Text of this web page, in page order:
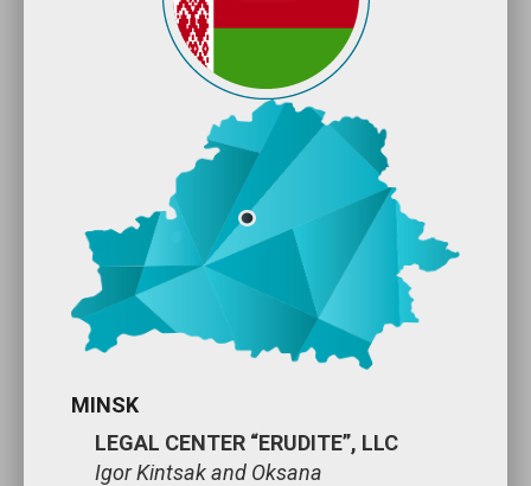
MINSK
LEGAL CENTER “ERUDITE”, LLC
Igor Kintsak and Oksana